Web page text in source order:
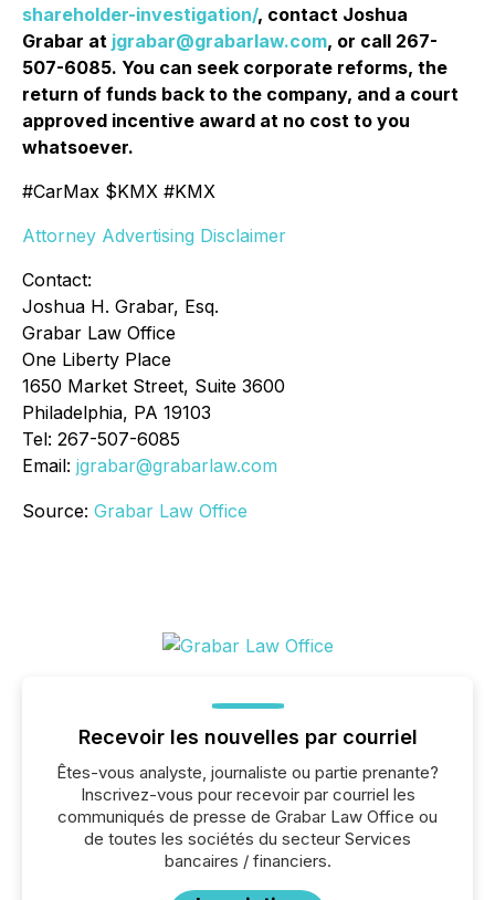
shareholder-investigation/, contact Joshua
Grabar at jgrabar@grabarlaw.com, or call 267-
507-6085. You can seek corporate reforms, the
return of funds back to the company, and a court
approved incentive award at no cost to you
whatsoever.
#CarMax $KMX #KMX
Attorney Advertising Disclaimer
Contact:
Joshua H. Grabar, Esq.
Grabar Law Office
One Liberty Place
1650 Market Street, Suite 3600
Philadelphia, PA 19103
Tel: 267-507-6085
Email: jgrabar@grabarlaw.com
Source: Grabar Law Office
Recevoir les nouvelles par courriel
Êtes-vous analyste, journaliste ou partie prenante?
Inscrivez-vous pour recevoir par courriel les
communiqués de presse de Grabar Law Office ou
de toutes les sociétés du secteur Services
bancaires / financiers.